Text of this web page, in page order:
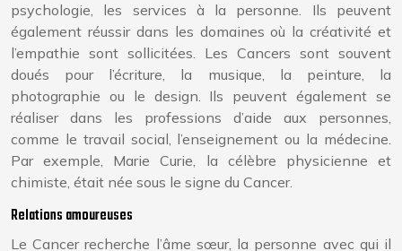
psychologie, les services à la personne. Ils peuvent
également réussir dans les domaines où la créativité et
l’empathie sont sollicitées. Les Cancers sont souvent
doués pour l’écriture, la musique, la peinture, la
photographie ou le design. Ils peuvent également se
réaliser dans les professions d’aide aux personnes,
comme le travail social, l’enseignement ou la médecine.
Par exemple, Marie Curie, la célèbre physicienne et
chimiste, était née sous le signe du Cancer.
Relations amoureuses
Le Cancer recherche l’âme sœur, la personne avec qui il